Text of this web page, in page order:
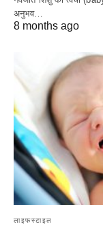
अनुभव…
8 months ago
लाइफस्टाइल